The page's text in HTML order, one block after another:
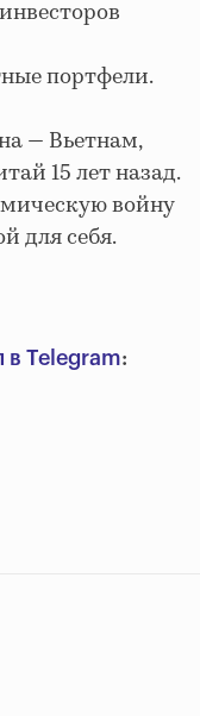
портфели.
— Вьетнам,
15 лет назад.
войну
для себя.
в Telegram: